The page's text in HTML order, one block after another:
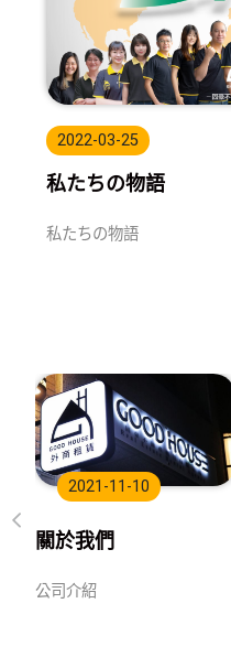
2022-03-25
私たちの物語
私たちの物語
2021-11-10
關於我們
公司介紹